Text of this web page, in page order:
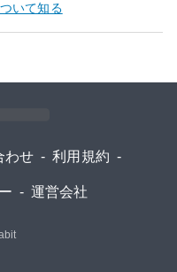
いて知る
わせ - 利用規約 -
- 運営会社